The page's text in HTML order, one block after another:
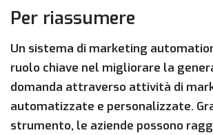
Per riassumere
Un sistema di marketing
ruolo chiave nel migliorare la
domanda attraverso attività di
automatizzate e personalizzate.
strumento, le aziende possono